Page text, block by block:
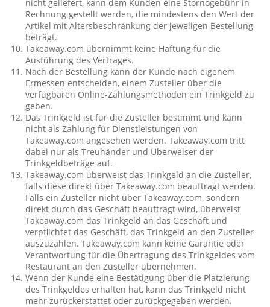
nicht geliefert, kann dem Kunden eine Stornogebühr in
Rechnung gestellt werden, die mindestens den Wert der
Artikel mit Altersbeschränkung der jeweligen Bestellung
beträgt.
Takeaway.com übernimmt keine Haftung für die
Ausführung des Vertrages.
Nach der Bestellung kann der Kunde nach eigenem
Ermessen entscheiden, einem Zusteller über die
verfügbaren Online-Zahlungsmethoden ein Trinkgeld zu
geben.
Das Trinkgeld ist für die Zusteller bestimmt und kann
nicht als Zahlung für Dienstleistungen von
Takeaway.com angesehen werden. Takeaway.com tritt
dabei nur als Treuhänder und Überweiser der
Trinkgeldbeträge auf.
Takeaway.com überweist das Trinkgeld an die Zusteller,
falls diese direkt über Takeaway.com beauftragt werden.
Falls ein Zusteller nicht über Takeaway.com, sondern
direkt durch das Geschäft beauftragt wird, überweist
Takeaway.com das Trinkgeld an das Geschäft und
verpflichtet das Geschäft, das Trinkgeld an den Zusteller
auszuzahlen. Takeaway.com kann keine Garantie oder
Verantwortung für die Übertragung des Trinkgeldes vom
Restaurant an den Zusteller übernehmen.
Wenn der Kunde eine Bestätigung über die Platzierung
des Trinkgeldes erhalten hat, kann das Trinkgeld nicht
mehr zurückerstattet oder zurückgegeben werden.